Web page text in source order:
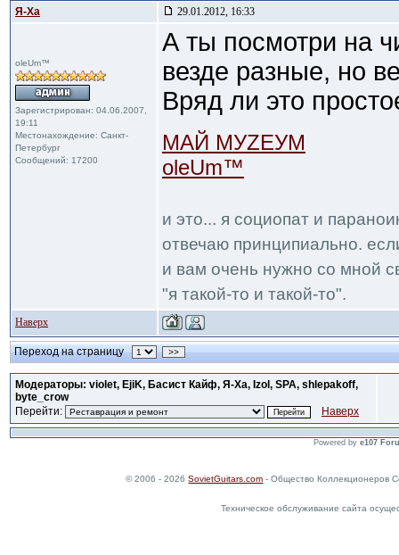
Я-Ха 29.01.2012, 16:33
oleUm™
Зарегистрирован: 04.06.2007,
19:11
Местонахождение: Санкт-
Петербург
Сообщений: 17200
А ты посмотри на
везде разные, но
Вряд ли это
МАЙ МУZЕУМ
oleUm™
и это... я социопат и
отвечаю принципиально.
и вам очень нужно со мной
"я такой-то и такой-то".
Наверх
Переход на страницу >>
Модераторы: violet, EjiK, Басист Кайф, Я-Ха, Izol, SPA, shlepakoff,
byte_crow
Перейти:
Наверх
Powered bye107
© 2006 - 2026SovietGuitars.com - Общество Коллекционеров
Техническое обслуживание сайта